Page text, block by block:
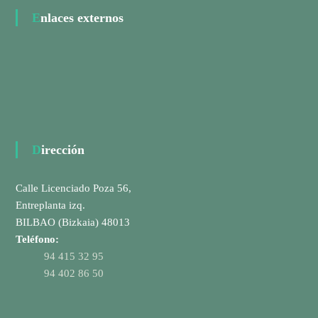
Enlaces externos
Dirección
Calle Licenciado Poza 56,
Entreplanta izq.
BILBAO (Bizkaia) 48013
Teléfono:
94 415 32 95
94 402 86 50